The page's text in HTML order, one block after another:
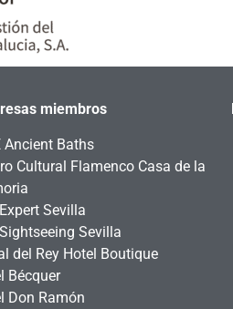
miembros
Ancient Baths
Cultural Flamenco Casa de la
Sevilla
Sevilla
del Rey Hotel Boutique
Bécquer
Don Ramón